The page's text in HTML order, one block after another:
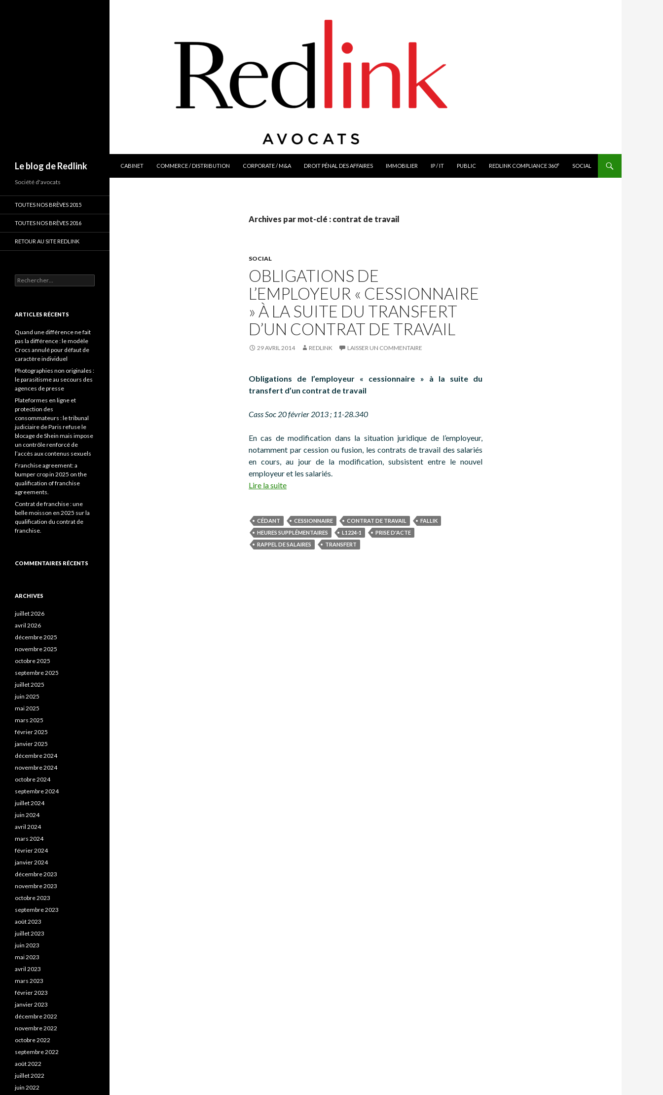
Le blog de Redlink
CABINET
COMMERCE / DISTRIBUTION CORPORATE / M&A DROIT PÉNAL DES AFFAIRES IMMOBILIER IP / IT PUBLIC REDLINK COMPLIANCE 360° SOCIAL
Archives par mot-clé : contrat de travail
SOCIAL
OBLIGATIONS DE
L’EMPLOYEUR « CESSIONNAIRE
» À LA SUITE DU TRANSFERT
D’UN CONTRAT DE TRAVAIL
29 AVRIL 2014 REDLINK LAISSER UN COMMENTAIRE
Obligations de l’employeur « cessionnaire » à la suite du
transfert d’un contrat de travail
Cass Soc 20 février 2013 ; 11-28.340
En cas de modification dans la situation juridique de l’employeur,
notamment par cession ou fusion, les contrats de travail des salariés
en cours, au jour de la modification, subsistent entre le nouvel
employeur et les salariés.
Lire la suite
CÉDANT CESSIONNAIRE CONTRAT DE TRAVAIL
FALLIK
HEURES SUPPLÉMENTAIRES
L1224-1
PRISE D'ACTE
RAPPEL DE SALAIRES
TRANSFERT
Société d'avocats
TOUTES NOS BRÈVES 2015
TOUTES NOS BRÈVES 2016
RETOUR AU SITE REDLINK
Rechercher :
ARTICLES RÉCENTS
Quand une différence ne fait
pas la différence : le modèle
Crocs annulé pour défaut de
caractère individuel
Photographies non originales :
le parasitisme au secours des
agences de presse
Plateformes en ligne et
protection des
consommateurs : le tribunal
judiciaire de Paris refuse le
blocage de Shein mais impose
un contrôle renforcé de
l’accès aux contenus sexuels
Franchise agreement: a
bumper crop in 2025 on the
qualification of franchise
agreements.
Contrat de franchise : une
belle moisson en 2025 sur la
qualification du contrat de
franchise.
COMMENTAIRES RÉCENTS
ARCHIVES
juillet 2026
avril 2026
décembre 2025
novembre 2025
octobre 2025
septembre 2025
juillet 2025
juin 2025
mai 2025
mars 2025
février 2025
janvier 2025
décembre 2024
novembre 2024
octobre 2024
septembre 2024
juillet 2024
juin 2024
avril 2024
mars 2024
février 2024
janvier 2024
décembre 2023
novembre 2023
octobre 2023
septembre 2023
août 2023
juillet 2023
juin 2023
mai 2023
avril 2023
mars 2023
février 2023
janvier 2023
décembre 2022
novembre 2022
octobre 2022
septembre 2022
août 2022
juillet 2022
juin 2022